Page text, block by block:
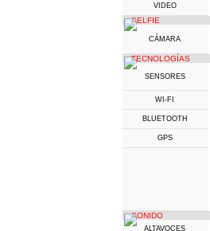
VIDEO
SELFIE
CÁMARA
TECNOLOGÍAS
SENSORES
WI-FI
BLUETOOTH
GPS
SONIDO
ALTAVOCES